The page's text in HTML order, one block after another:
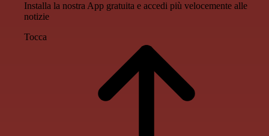
Installa la nostra App gratuita e accedi più velocemente alle
notizie
Tocca